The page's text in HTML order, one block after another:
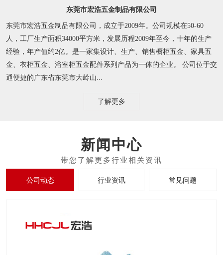
东莞市宏浩五金制品有限公司
东莞市宏浩五金制品有限公司，成立于2009年。公司规模在50-60
人，工厂生产面积34000平方米，发展历程2009年至今，十年的生产
经验，年产值约2亿。是一家集设计、生产、销售橱柜五金、家具五
金、衣柜五金、浴室柜五金配件系列产品为一体的企业。 公司位于交
通便捷的广东省东莞市大岭山...
了解更多
新闻中心
公司动态 行业资讯 常见问题